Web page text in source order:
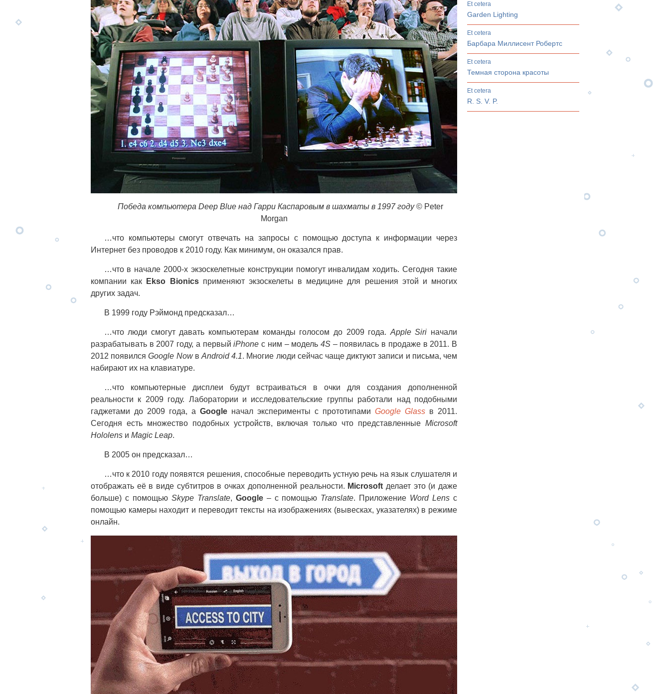
Победа компьютера Deep Blue над Гарри Каспаровым в шахматы в 1997 году© Peter
Morgan
…что компьютеры смогут отвечать на запросы с помощью доступа к информации через
Интернет без проводов к 2010 году. Как минимум, он оказался прав.
…что в начале 2000-х экзоскелетные конструкции помогут инвалидам ходить. Сегодня такие
компании как
Ekso Bionicsприменяют экзоскелеты в медицине для решения этой и многих
других задач.
В 1999 году Рэймонд предсказал…
…что люди смогут давать компьютерам команды голосом до 2009 года. Apple Siri начали
разрабатывать в 2007 году, а первыйiPhone с ним – модель 4S– появилась в продаже в 2011. В
2012 появилсяGoogle NowвAndroid 4.1. Многие люди сейчас чаще диктуют записи и письма, чем
набирают их на клавиатуре.
…что компьютерные дисплеи будут встраиваться в очки для создания дополненной
реальности к 2009 году. Лаборатории и исследовательские группы работали над подобными
гаджетами до 2009 года, а Google начал эксперименты с прототипами Google Glass в 2011.
Сегодня есть множество подобных устройств, включая только что представленные Microsoft
Hololens и Magic Leap.
В 2005 он предсказал…
…что к 2010 году появятся решения, способные переводить устную речь на язык слушателя и
отображать её в виде субтитров в очках дополненной реальности. Microsoft делает это (и даже
больше) с помощью Skype Translate, Google– с помощью Translate. Приложение Word Lens с
помощью камеры находит и переводит тексты на изображениях (вывесках, указателях) в режиме
онлайн.
et cetera
Garden Lighting
et cetera
Барбара Миллисент Робертс
et cetera
Темная сторона красоты
et cetera
R. S. V. P.